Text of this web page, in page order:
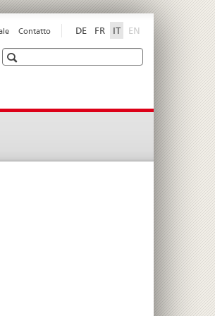
DE FR IT EN
Contatto
Ricerca